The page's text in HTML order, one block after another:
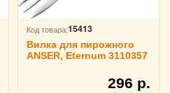
Код товара:15413
Вилка для пирожного
ANSER, Eternum 3110357
296 р.